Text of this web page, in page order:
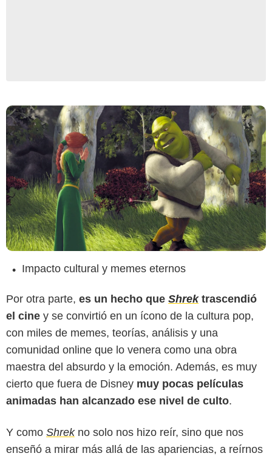
Impacto cultural y memes eternos
Por otra parte, es un hecho que Shrek trascendió
el cine y se convirtió en un ícono de la cultura pop,
con miles de memes, teorías, análisis y una
comunidad online que lo venera como una obra
maestra del absurdo y la emoción. Además, es muy
cierto que fuera de Disney muy pocas películas
animadas han alcanzado ese nivel de culto.
Y como Shrekno solo nos hizo reír, sino que nos
enseñó a mirar más allá de las apariencias, a reírnos